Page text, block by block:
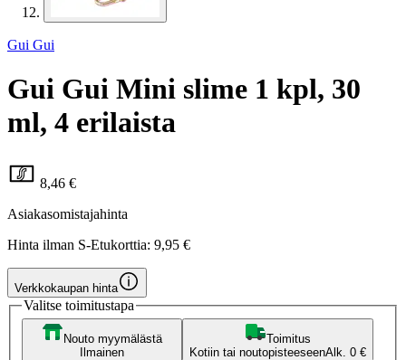
Gui Gui
Gui Gui Mini slime 1 kpl, 30
ml, 4 erilaista
8,46 €
Asiakasomistajahinta
Hinta ilman S-Etukorttia: 9,95 €
Verkkokaupan hinta
Valitse toimitustapa
Nouto myymälästä
Ilmainen
Toimitus
Kotiin tai noutopisteeseenAlk. 0 €